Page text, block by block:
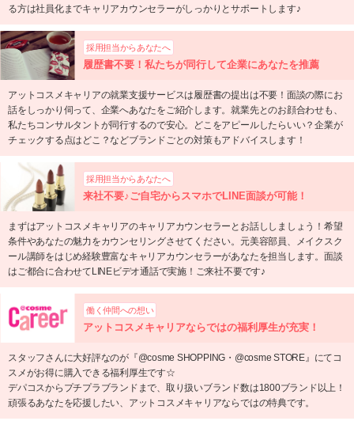
る方は社員化までキャリアカウンセラーがしっかりとサポートします♪
採用担当からあなたへ
履歴書不要！私たちが同行して企業にあなたを推薦
アットコスメキャリアの就業支援サービスは履歴書の提出は不要！面談の際にお
話をしっかり伺って、企業へあなたをご紹介します。就業先とのお顔合わせも、
私たちコンサルタントが同行するので安心。どこをアピールしたらいい？企業が
チェックする点はどこ？などブランドごとの対策もアドバイスします！
採用担当からあなたへ
来社不要♪ご自宅からスマホでLINE面談が可能！
まずはアットコスメキャリアのキャリアカウンセラーとお話ししましょう！希望
条件やあなたの魅力をカウンセリングさせてください。元美容部員、メイクスク
ール講師をはじめ経験豊富なキャリアカウンセラーがあなたを担当します。面談
はご都合に合わせてLINEビデオ通話で実施！ご来社不要です♪
働く仲間への想い
アットコスメキャリアならではの福利厚生が充実！
スタッフさんに大好評なのが『@cosme SHOPPING・@cosme STORE』にてコ
スメがお得に購入できる福利厚生です☆
デパコスからプチプラブランドまで、取り扱いブランド数は1800ブランド以上！
頑張るあなたを応援したい、アットコスメキャリアならではの特典です。